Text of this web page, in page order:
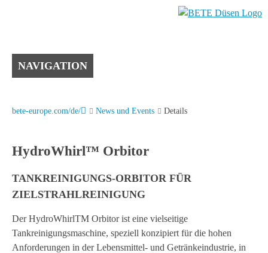
NAVIGATION
bete-europe.com/de/ News und Events Details
HydroWhirl™ Orbitor
TANKREINIGUNGS-ORBITOR FÜR
ZIELSTRAHLREINIGUNG
Der HydroWhirlTM Orbitor ist eine vielseitige
Tankreinigungsmaschine, speziell konzipiert für die hohen
Anforderungen in der Lebensmittel- und Getränkeindustrie, in